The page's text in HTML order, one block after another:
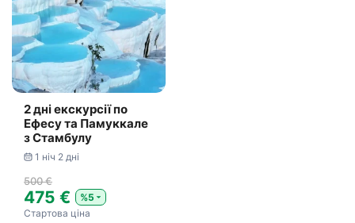
2 дні екскурсії по
Ефесу та Памуккале
з Стамбулу
1 ніч 2 дні
500 €
475 €
%5
Стартова ціна